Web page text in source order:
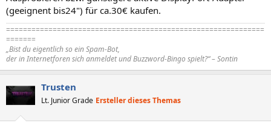
(geeignent bis24") für ca.30€ kaufen.
=============================================================
=======
„Bist du eigentlich so ein Spam-Bot,
der in Internetforen sich anmeldet und Buzzword-Bingo spielt?“ – Sontin
Trusten
Lt. Junior Grade Ersteller dieses Themas